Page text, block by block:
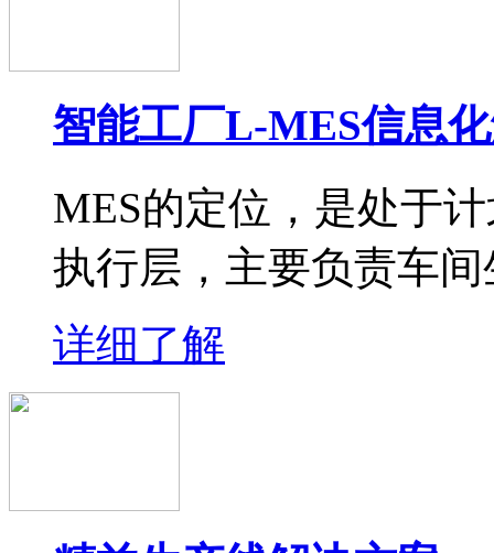
智能工厂L-MES信息
MES的定位，是处于
执行层，主要负责车
详细了解